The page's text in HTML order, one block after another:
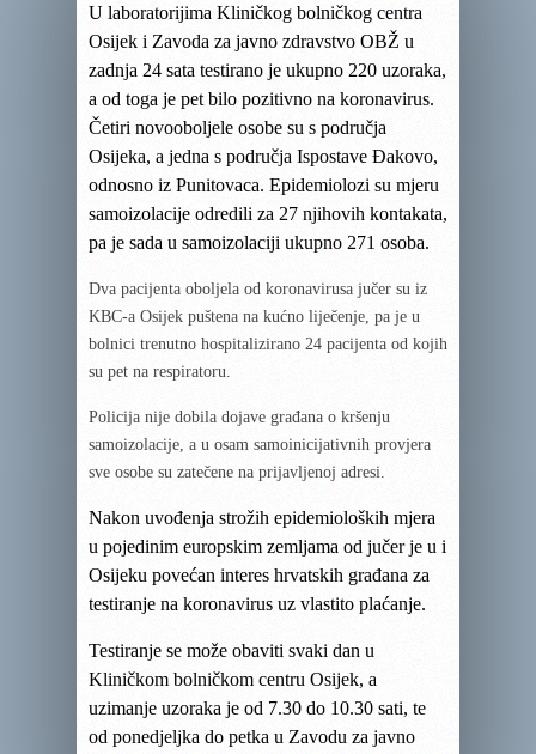
U laboratorijima Kliničkog bolničkog centra
Osijek i Zavoda za javno zdravstvo OBŽ u
zadnja 24 sata testirano je ukupno 220 uzoraka,
a od toga je pet bilo pozitivno na koronavirus.
Četiri novooboljele osobe su s područja
Osijeka, a jedna s područja Ispostave Đakovo,
odnosno iz Punitovaca. Epidemiolozi su mjeru
samoizolacije odredili za 27 njihovih kontakata,
pa je sada u samoizolaciji ukupno 271 osoba.
Dva pacijenta oboljela od koronavirusa jučer su iz
KBC-a Osijek puštena na kućno liječenje, pa je u
bolnici trenutno hospitalizirano 24 pacijenta od kojih
su pet na respiratoru.
Policija nije dobila dojave građana o kršenju
samoizolacije, a u osam samoinicijativnih provjera
sve osobe su zatečene na prijavljenoj adresi.
Nakon uvođenja strožih epidemioloških mjera
u pojedinim europskim zemljama od jučer je u i
Osijeku povećan interes hrvatskih građana za
testiranje na koronavirus uz vlastito plaćanje.
Testiranje se može obaviti svaki dan u
Kliničkom bolničkom centru Osijek, a
uzimanje uzoraka je od 7.30 do 10.30 sati, te
od ponedjeljka do petka u Zavodu za javno